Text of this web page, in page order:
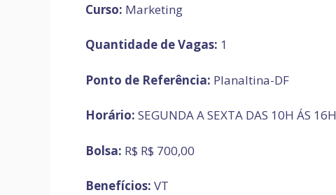
Curso: Marketing
Quantidade de Vagas: 1
Ponto de Referência: Planaltina-DF
Horário: SEGUNDA A SEXTA DAS 10H ÁS 16H
Bolsa: R$ R$ 700,00
Benefícios: VT